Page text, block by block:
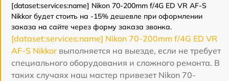
[dataset:services:name] Nikon 70-200mm f/4G ED VR AF-S
Nikkor будет стоить на -15% дешевле при оформлении
заказа на сайте через форму заказа звонка.
[dataset:services:name] Nikon 70-200mm f/4G ED VR
AF-S Nikkor выполняется на выезде, если не требует
специального оборудования и сложного ремонта. В
таких случаях наш мастер привезет Nikon 70-